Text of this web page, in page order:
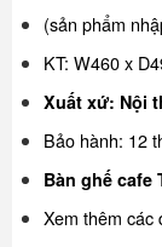
(sản phẩm
KT: W460 x
Xuất xứ: Nội
Bảo hành: 12
Bàn ghế cafe
Xem thêm